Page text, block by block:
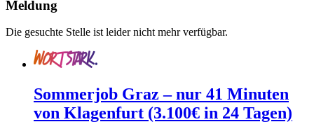
Meldung
Die gesuchte Stelle ist leider nicht mehr verfügbar.
Sommerjob Graz – nur 41 Minuten
von Klagenfurt (3.100€ in 24 Tagen)